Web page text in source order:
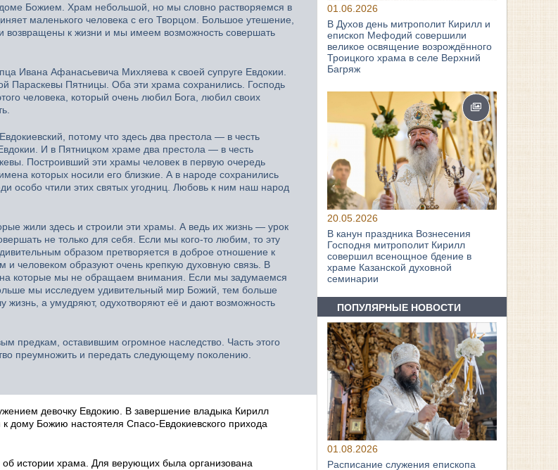
Божием. Храм небольшой, но мы словно растворяемся в
маленького человека с его Творцом. Большое утешение,
возвращены к жизни и мы имеем возможность совершать
Ивана Афанасьевича Михляева к своей супруге Евдокии.
Параскевы Пятницы. Оба эти храма сохранились. Господь
человека, который очень любил Бога, любил своих
потому что здесь два престола — в честь
И в Пятницком храме два престола — в честь
Построивший эти храмы человек в первую очередь
которых носили его близкие. А в народе сохранились
особо чтили этих святых угодниц. Любовь к ним наш народ
жили здесь и строили эти храмы. А ведь их жизнь — урок
не только для себя. Если мы кого-то любим, то эту
образом претворяется в доброе отношение к
человеком образуют очень крепкую духовную связь. В
которые мы не обращаем внимания. Если мы задумаемся
мы исследуем удивительный мир Божий, тем больше
а умудряют, одухотворяют её и дают возможность
предкам, оставившим огромное наследство. Часть этого
преумножить и передать следующему поколению.
девочку Евдокию. В завершение владыка Кирилл
дому Божию настоятеля Спасо-Евдокиевского прихода
истории храма. Для верующих была организована
01.06.2026
В Духов день митрополит Кирилл и
епископ Мефодий совершили
великое освящение возрождённого
Троицкого храма в селе Верхний
Багряж
20.05.2026
В канун праздника Вознесения
Господня митрополит Кирилл
совершил всенощное бдение в
храме Казанской духовной
семинарии
ПОПУЛЯРНЫЕ НОВОСТИ
01.08.2026
Расписание служения епископа